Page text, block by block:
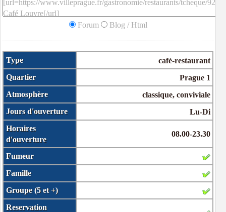
Forum Blog / Html
Type
café-restaurant
Quartier
Prague 1
Atmosphère
classique, conviviale
Jours d'ouverture
Lu-Di
Horaires
d'ouverture
08.00-23.30
Fumeur
Famille
Groupe (5 et +)
Reservation